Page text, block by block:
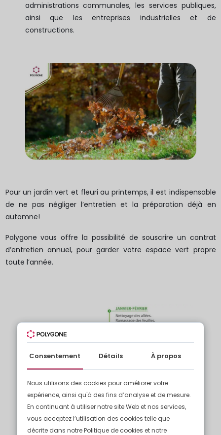
administrations communales, les services publiques,
ainsi que les entreprises industrielles et de
constructions.
Pour un jardin vert et fleuri au printemps, il est indispensable
de ne pas négliger l’entretien et la préparation déjà en
automne!
Polygone vous offre la possibilité de souscrire un contrat
d’entretien annuel, pour garder votre espace vert propre
toute l’année.
Consentement Détails À propos
Nous utilisons des cookies pour améliorer votre
expérience, ainsi qu'à des fins d’analyse et de mesure.
En continuant à utiliser notre site Web et nos services,
vous acceptez l’utilisation des cookies telle que
décrite dans notre Politique de cookies et notre